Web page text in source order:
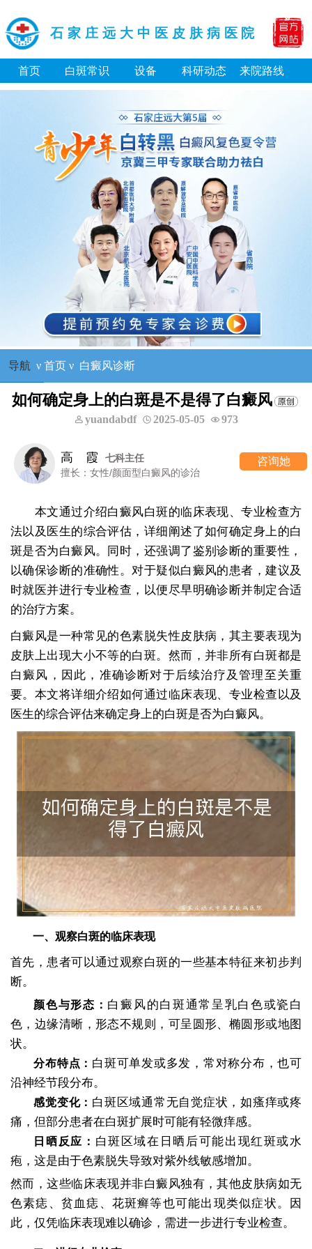
石家庄远大中医皮肤病医院
首页 白斑常识 设备 科研动态 来院路线
导航 ν 首页ν 白癜风诊断
如何确定身上的白斑是不是得了白癜风
yuandabdf 2025-05-05 973
高 霞
七科主任
擅长：女性/颜面型白癜风的诊治
咨询她
本文通过介绍白癜风白斑的临床表现、专业检查方
法以及医生的综合评估，详细阐述了如何确定身上的白
斑是否为白癜风。同时，还强调了鉴别诊断的重要性，
以确保诊断的准确性。对于疑似白癜风的患者，建议及
时就医并进行专业检查，以便尽早明确诊断并制定合适
的治疗方案。
白癜风是一种常见的色素脱失性皮肤病，其主要表现为
皮肤上出现大小不等的白斑。然而，并非所有白斑都是
白癜风，因此，准确诊断对于后续治疗及管理至关重
要。本文将详细介绍如何通过临床表现、专业检查以及
医生的综合评估来确定身上的白斑是否为白癜风。
一、观察白斑的临床表现
首先，患者可以通过观察白斑的一些基本特征来初步判
断。
颜色与形态： 白癜风的白斑通常呈乳白色或瓷白
色，边缘清晰，形态不规则，可呈圆形、椭圆形或地图
状。
分布特点： 白斑可单发或多发，常对称分布，也可
沿神经节段分布。
感觉变化： 白斑区域通常无自觉症状，如瘙痒或疼
痛，但部分患者在白斑扩展时可能有轻微痒感。
日晒反应： 白斑区域在日晒后可能出现红斑或水
疱，这是由于色素脱失导致对紫外线敏感增加。
然而，这些临床表现并非白癜风独有，其他皮肤病如无
色素痣、贫血痣、花斑癣等也可能出现类似症状。因
此，仅凭临床表现难以确诊，需进一步进行专业检查。